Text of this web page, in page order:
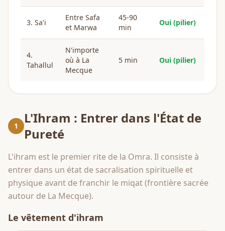
3. Sa'i
Entre Safa
et Marwa
45-90
min
Oui (pilier)
4.
Tahallul
N'importe
où à La
Mecque
5 min Oui (pilier)
1
L'Ihram : Entrer dans l'État de
Pureté
L'ihram est le premier rite de la Omra. Il consiste à
entrer dans un état de sacralisation spirituelle et
physique avant de franchir le miqat (frontière sacrée
autour de La Mecque).
Le vêtement d'ihram